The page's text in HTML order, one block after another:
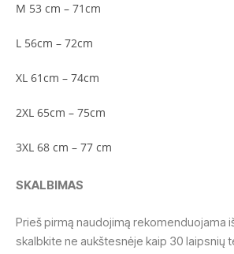
M 53 cm – 71cm
L 56cm – 72cm
XL 61cm – 74cm
2XL 65cm – 75cm
3XL 68 cm – 77 cm
SKALBIMAS
Prieš pirmą naudojimą rekomenduojama
skalbkite ne aukštesnėje kaip 30 laipsnių